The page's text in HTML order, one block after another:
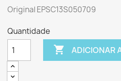
Original EPSC13S050709
Quantidade
 ADICIONAR